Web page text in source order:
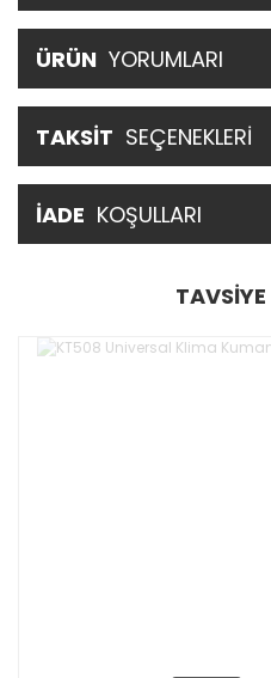
ÜRÜN YORUMLARI
TAKSİT SEÇENEKLERİ
İADE KOŞULLARI
TAVSİYE